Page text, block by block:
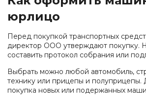
юрлицо
Перед покупкой транспортных
директор ООО утверждают покупку.
составить протокол собрания или
Выбрать можно любой автомобиль,
технику или прицепы и полуприцепы.
покупка новых или подержанных